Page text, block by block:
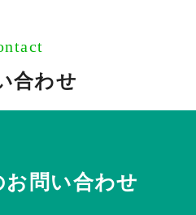
合わせ
問い合わせ